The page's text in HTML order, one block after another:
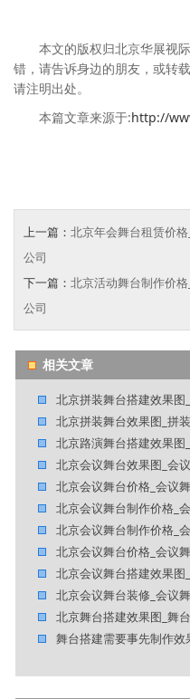
本文的版权归北京华展视
错，请告诉身边的朋友，或转
请注明出处。
本篇文章来源于:http://
上一篇： 北京年会舞台租赁价
公司
下一篇： 北京活动舞台制作价
公司
相关文章
北京拼装舞台搭建效果图
北京拼装舞台效果图_拼
北京路演舞台搭建效果图
北京会议舞台效果图_会
北京会议舞台价格_会议
北京会议舞台制作价格_
北京会议舞台制作价格_
北京会议舞台价格_会议
北京会议舞台搭建效果图
北京会议舞台装修_会议
北京舞台搭建效果图_舞
舞台搭建需要事先制作效